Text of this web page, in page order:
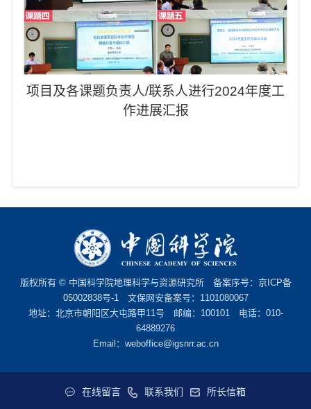
项目及各课题负责人/联系人进行2024年度工
作进展汇报
版权所有 © 中国科学院地理科学与资源研究所 备案序号： 京ICP备
05002838号-1 文保网安备案号：1101080067
地址：北京市朝阳区大屯路甲11号 邮编：100101 电话：010-
64889276
Email： weboffice@igsnrr.ac.cn
在线留言 联系我们 所长信箱